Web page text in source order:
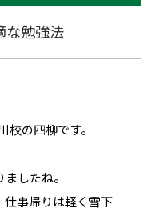
な勉強法
校の四柳です。
したね。
仕事帰りは軽く雪下